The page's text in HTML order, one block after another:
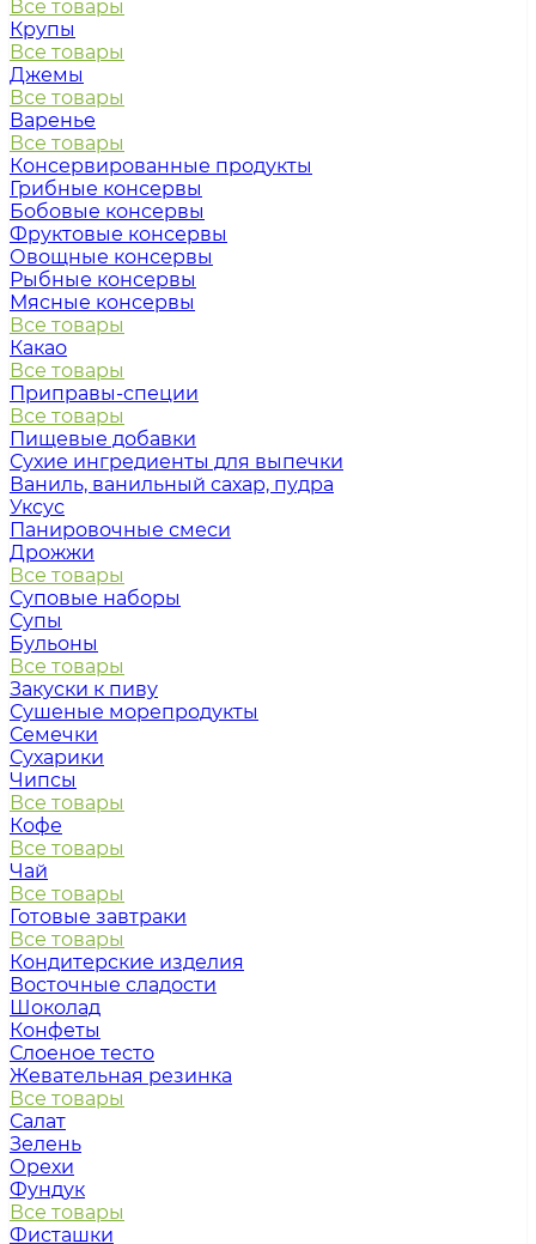
Все товары
Крупы
Все товары
Джемы
Все товары
Варенье
Все товары
Консервированные продукты
Грибные консервы
Бобовые консервы
Фруктовые консервы
Овощные консервы
Рыбные консервы
Мясные консервы
Все товары
Какао
Все товары
Приправы-специи
Все товары
Пищевые добавки
Сухие ингредиенты для выпечки
Ваниль, ванильный сахар, пудра
Уксус
Панировочные смеси
Дрожжи
Все товары
Суповые наборы
Супы
Бульоны
Все товары
Закуски к пиву
Сушеные морепродукты
Семечки
Сухарики
Чипсы
Все товары
Кофе
Все товары
Чай
Все товары
Готовые завтраки
Все товары
Кондитерские изделия
Восточные сладости
Шоколад
Конфеты
Слоеное тесто
Жевательная резинка
Все товары
Салат
Зелень
Орехи
Фундук
Все товары
Фисташки